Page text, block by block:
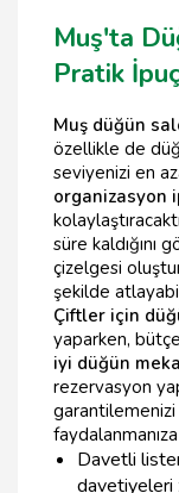
Muş'ta
Pratik
Muş düğün
özellikle de
seviyenizi en
organizasyon
süre kaldığını
çizelgesi
şekilde
Çiftler için
yaparken,
iyi düğün
rezervasyon
Davetli
davetiyeleri